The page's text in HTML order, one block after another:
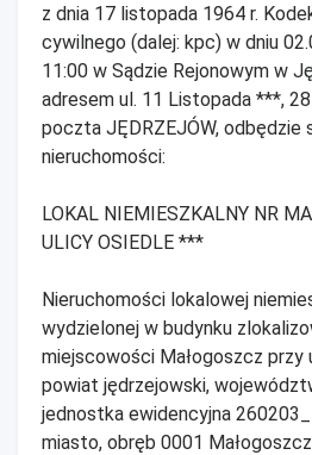
z dnia 17 listopada 1964 r.
cywilnego (dalej: kpc) w dniu
11:00 w Sądzie Rejonowym w
adresem ul. 11 Listopada ***,
poczta JĘDRZEJÓW, odbędzie
nieruchomości:
LOKAL NIEMIESZKALNY NR
ULICY OSIEDLE ***
Nieruchomości lokalowej
wydzielonej w budynku
miejscowości Małogoszcz przy
powiat jędrzejowski,
jednostka ewidencyjna
miasto, obręb 0001